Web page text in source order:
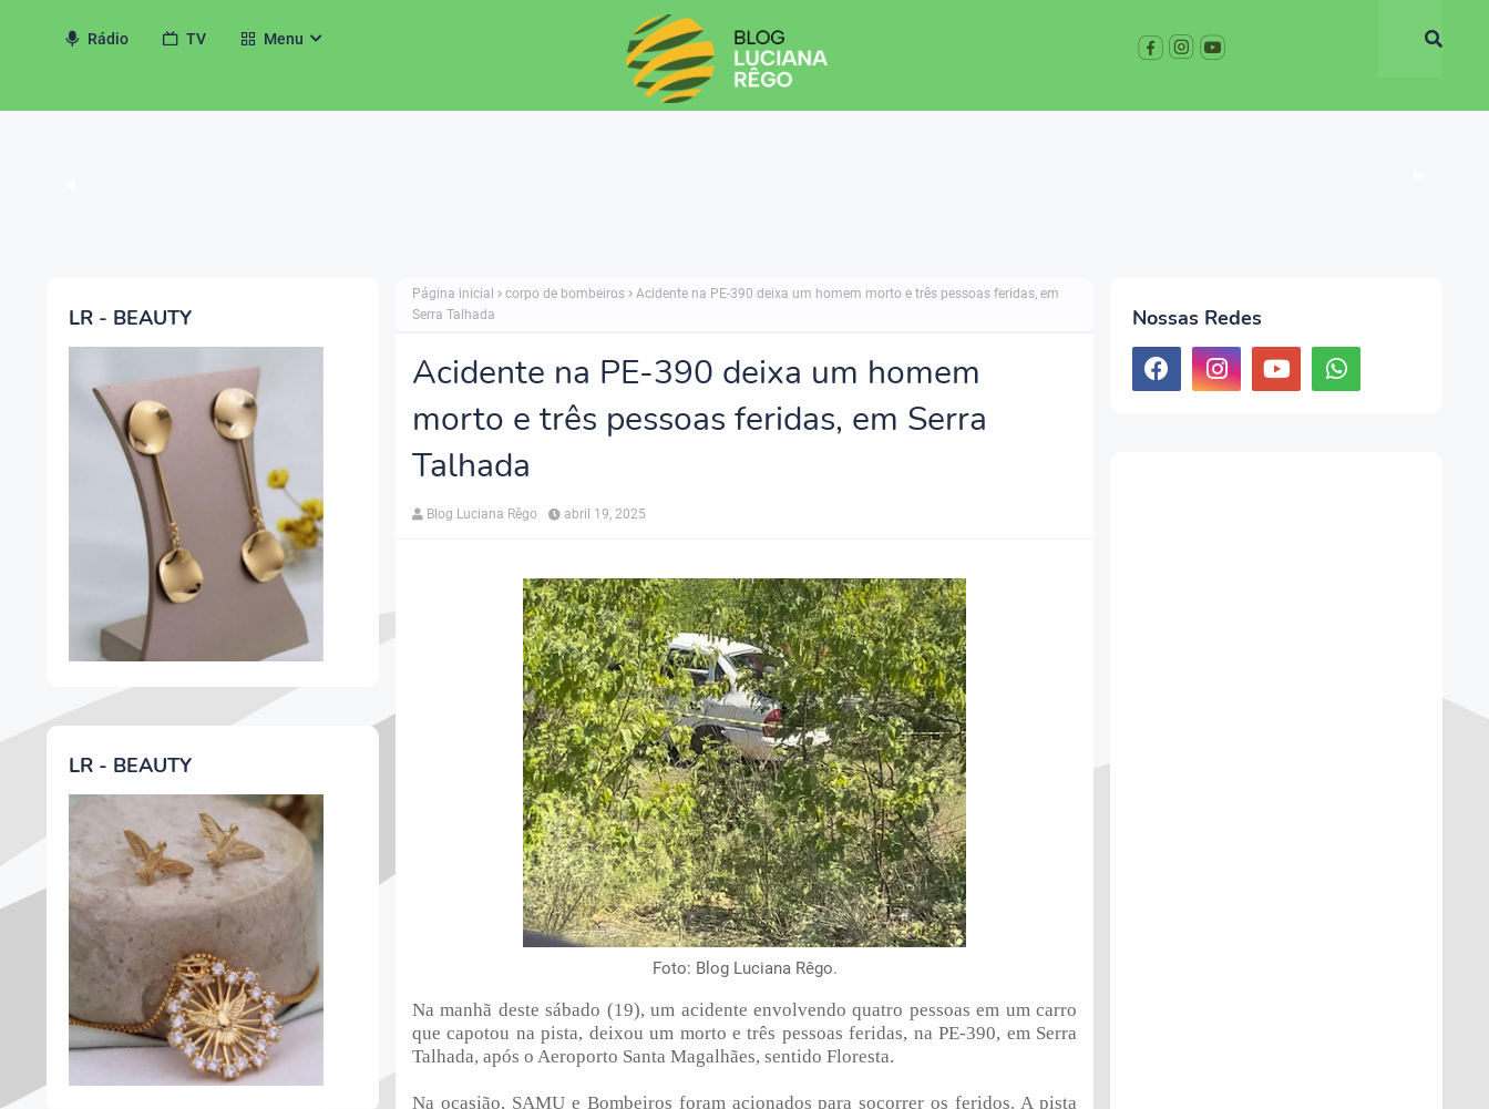
Rádio TV Menu
LR - BEAUTY
LR - BEAUTY
Página inicial corpo de bombeiros
Acidente na PE-390 deixa um homem morto e três pessoas feridas, em
Serra Talhada
Acidente na PE-390 deixa um homem
morto e três pessoas feridas, em Serra
Talhada
Blog Luciana Rêgo abril 19, 2025
Foto: Blog Luciana Rêgo.
Na manhã deste sábado (19), um acidente envolvendo quatro pessoas em um carro
que capotou na pista, deixou um morto e três pessoasferidas, na PE-390, em Serra
Talhada, após o Aeroporto Santa Magalhães, sentido Floresta.
Na ocasião, SAMU e Bombeiros foram acionados para socorrer os feridos. A pista
Nossas Redes